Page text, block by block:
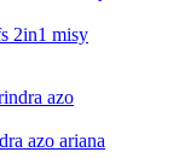
2in1 misy
azo ariana